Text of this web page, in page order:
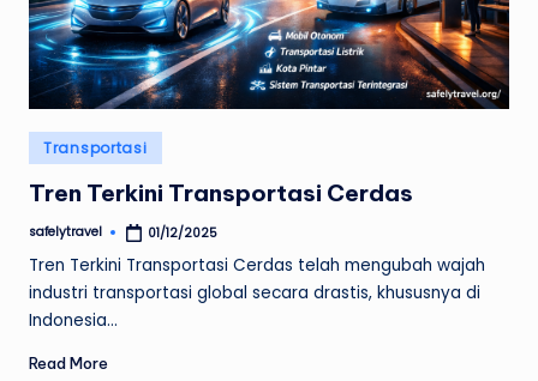
Posted
in
Transportasi
Tren Terkini Transportasi Cerdas
Posted
safelytravel 01/12/2025
Tren Terkini Transportasi Cerdas telah mengubah wajah
industri transportasi global secara drastis, khususnya di
Indonesia…
Read More